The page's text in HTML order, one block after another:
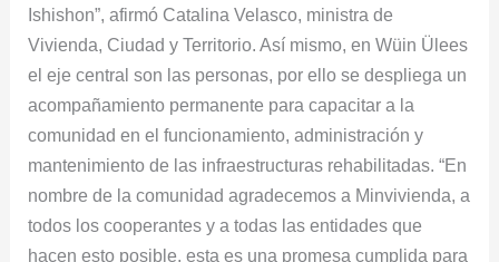
Ishishon”, afirmó Catalina Velasco, ministra de
Vivienda, Ciudad y Territorio. Así mismo, en Wüin Ülees
el eje central son las personas, por ello se despliega un
acompañamiento permanente para capacitar a la
comunidad en el funcionamiento, administración y
mantenimiento de las infraestructuras rehabilitadas. “En
nombre de la comunidad agradecemos a Minvivienda, a
todos los cooperantes y a todas las entidades que
hacen esto posible, esta es una promesa cumplida para